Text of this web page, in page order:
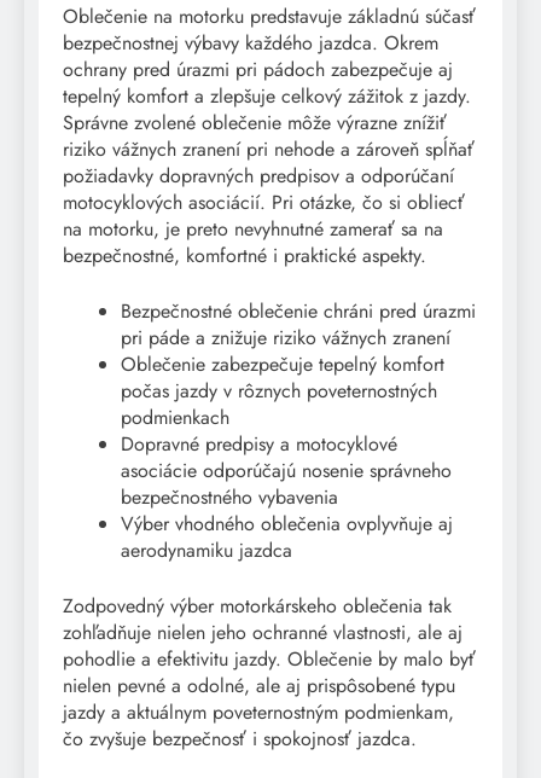
Oblečenie na motorku predstavuje základnú súčasť
bezpečnostnej výbavy každého jazdca. Okrem
ochrany pred úrazmi pri pádoch zabezpečuje aj
tepelný komfort a zlepšuje celkový zážitok z jazdy.
Správne zvolené oblečenie môže výrazne znížiť
riziko vážnych zranení pri nehode a zároveň spĺňať
požiadavky dopravných predpisov a odporúčaní
motocyklových asociácií. Pri otázke, čo si obliecť
na motorku, je preto nevyhnutné zamerať sa na
bezpečnostné, komfortné i praktické aspekty.
Bezpečnostné oblečenie chráni pred úrazmi
pri páde a znižuje riziko vážnych zranení
Oblečenie zabezpečuje tepelný komfort
počas jazdy v rôznych poveternostných
podmienkach
Dopravné predpisy a motocyklové
asociácie odporúčajú nosenie správneho
bezpečnostného vybavenia
Výber vhodného oblečenia ovplyvňuje aj
aerodynamiku jazdca
Zodpovedný výber motorkárskeho oblečenia tak
zohľadňuje nielen jeho ochranné vlastnosti, ale aj
pohodlie a efektivitu jazdy. Oblečenie by malo byť
nielen pevné a odolné, ale aj prispôsobené typu
jazdy a aktuálnym poveternostným podmienkam,
čo zvyšuje bezpečnosť i spokojnosť jazdca.